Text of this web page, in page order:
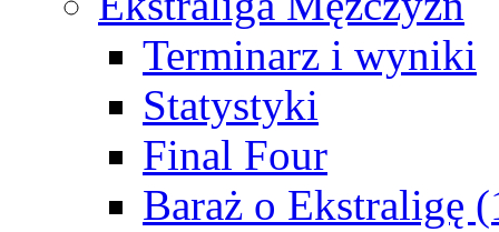
Terminarz i wyniki
Statystyki
Final Four
Baraż o Ekstraligę